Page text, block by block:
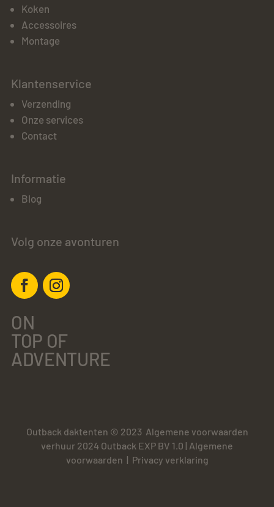
Koken
Accessoires
Montage
Klantenservice
Verzending
Onze services
Contact
Informatie
Blog
Volg onze avonturen
ON
TOP OF
ADVENTURE
Outback daktenten © 2023 Algemene voorwaarden
verhuur 2024 Outback EXP BV 1.0 | Algemene
voorwaarden | Privacy verklaring